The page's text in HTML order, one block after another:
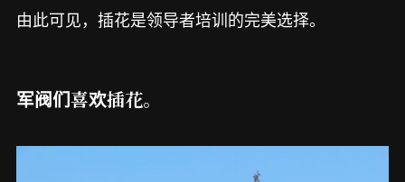
由此可见，插花是领导者培训的完美选择。
军阀们喜欢插花。